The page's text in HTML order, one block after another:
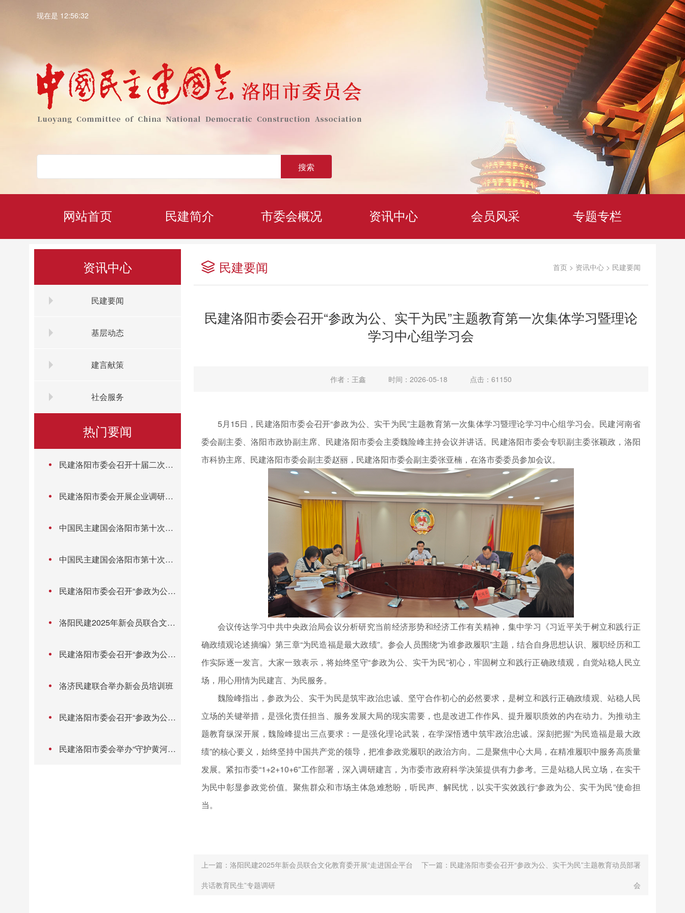
现在是 12:56:33
搜索
网站首页 民建简介 市委会概况 资讯中心 会员风采 专题专栏
资讯中心
民建要闻
基层动态
建言献策
社会服务
热门要闻
民建洛阳市委会召开十届二次市
民建洛阳市委会开展企业调研暨
中国民主建国会洛阳市第十次代
中国民主建国会洛阳市第十次代
民建洛阳市委会召开“参政为公、
洛阳民建2025年新会员联合文化
民建洛阳市委会召开“参政为公、
洛济民建联合举办新会员培训班
民建洛阳市委会召开“参政为公、
民建洛阳市委会举办“守护黄河安
民建要闻 首页 > 资讯中心 > 民建要闻
民建洛阳市委会召开“参政为公、实干为民”主题教育第一次集体学习暨理论
学习中心组学习会
作者：王鑫 时间：2026-05-18 点击：61150
5月15日，民建洛阳市委会召开“参政为公、实干为民”主题教育第一次集体学习暨理论学习中心组学习会。民建河南省
委会副主委、洛阳市政协副主席、民建洛阳市委会主委魏险峰主持会议并讲话。民建洛阳市委会专职副主委张颖政，洛阳
市科协主席、民建洛阳市委会副主委赵丽，民建洛阳市委会副主委张亚楠，在洛市委委员参加会议。
会议传达学习中共中央政治局会议分析研究当前经济形势和经济工作有关精神，集中学习《习近平关于树立和践行正
确政绩观论述摘编》第三章“为民造福是最大政绩”。参会人员围绕“为谁参政履职”主题，结合自身思想认识、履职经历和工
作实际逐一发言。大家一致表示，将始终坚守“参政为公、实干为民”初心，牢固树立和践行正确政绩观，自觉站稳人民立
场，用心用情为民建言、为民服务。
魏险峰指出，参政为公、实干为民是筑牢政治忠诚、坚守合作初心的必然要求，是树立和践行正确政绩观、站稳人民
立场的关键举措，是强化责任担当、服务发展大局的现实需要，也是改进工作作风、提升履职质效的内在动力。为推动主
题教育纵深开展，魏险峰提出三点要求：一是强化理论武装，在学深悟透中筑牢政治忠诚。深刻把握“为民造福是最大政
绩”的核心要义，始终坚持中国共产党的领导，把准参政党履职的政治方向。二是聚焦中心大局，在精准履职中服务高质量
发展。紧扣市委“1+2+10+6”工作部署，深入调研建言，为市委市政府科学决策提供有力参考。三是站稳人民立场，在实干
为民中彰显参政党价值。聚焦群众和市场主体急难愁盼，听民声、解民忧，以实干实效践行“参政为公、实干为民”使命担
当。
上一篇： 洛阳民建2025年新会员联合文化教育委开展“走进国企平台
共话教育民生”专题调研
下一篇： 民建洛阳市委会召开“参政为公、实干为民”主题教育动员部署
会